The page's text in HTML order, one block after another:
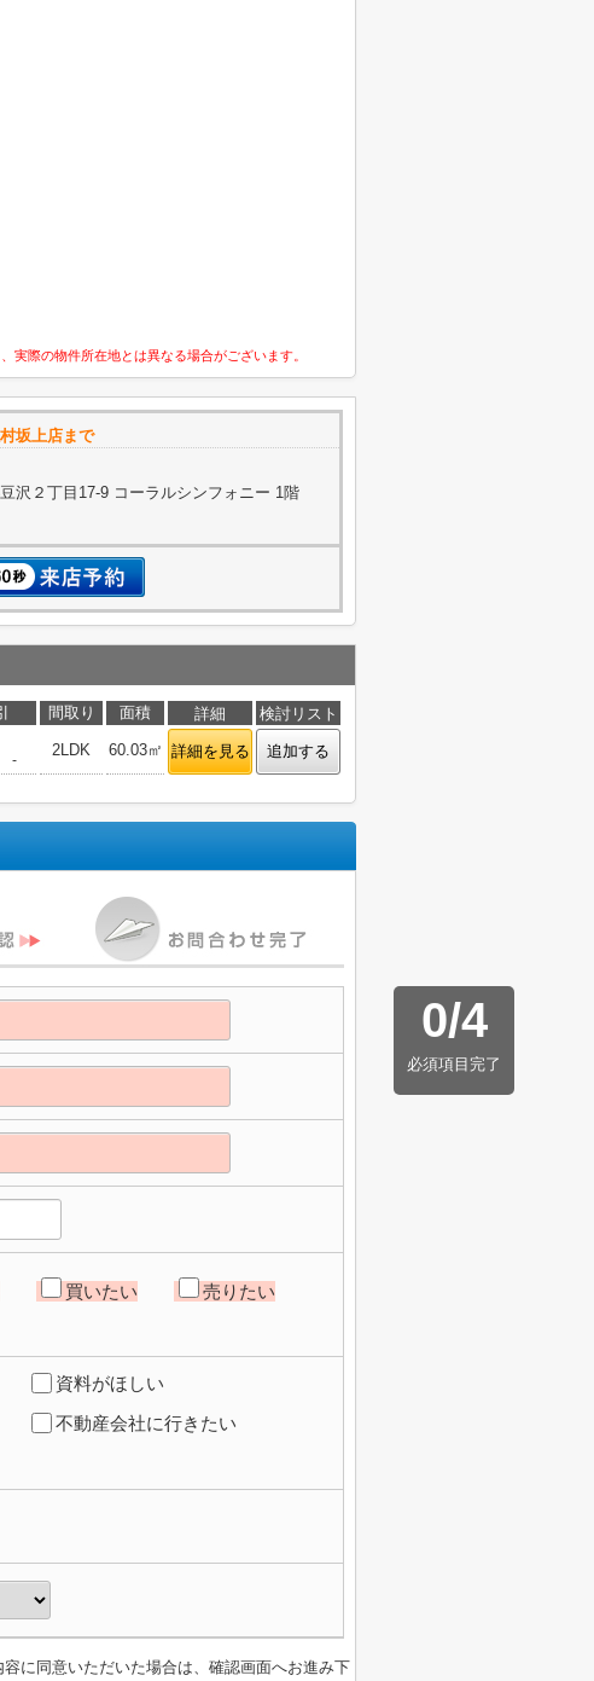
際の物件所在地とは異なる場合がございます。
坂上店まで
沢２丁目17-9 コーラルシンフォニー 1階
間取り 面積 詳細
検討リスト
-
2LDK 60.03㎡ 詳細を見る 追加する
0/4
必須項目完了
買いたい
売りたい
資料がほしい
不動産会社に行きたい
に同意いただいた場合は、確認画面へお進み下